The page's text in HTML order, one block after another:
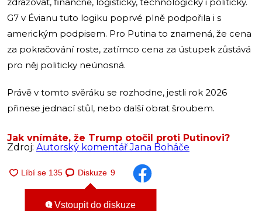
G7 v Évianu tuto logiku poprvé plně podpořila i s
americkým podpisem. Pro Putina to znamená, že cena
za pokračování roste, zatímco cena za ústupek zůstává
pro něj politicky neúnosná.
Právě v tomto svěráku se rozhodne, jestli rok 2026
přinese jednací stůl, nebo další obrat šroubem.
Jak vnímáte, že Trump otočil proti Putinovi?
Zdroj: Autorský komentář Jana Boháče
Diskuze 9
Vstoupit do diskuze